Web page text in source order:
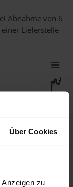
Über Cookies
zu
Abnahmevon 6
Lieferstelle